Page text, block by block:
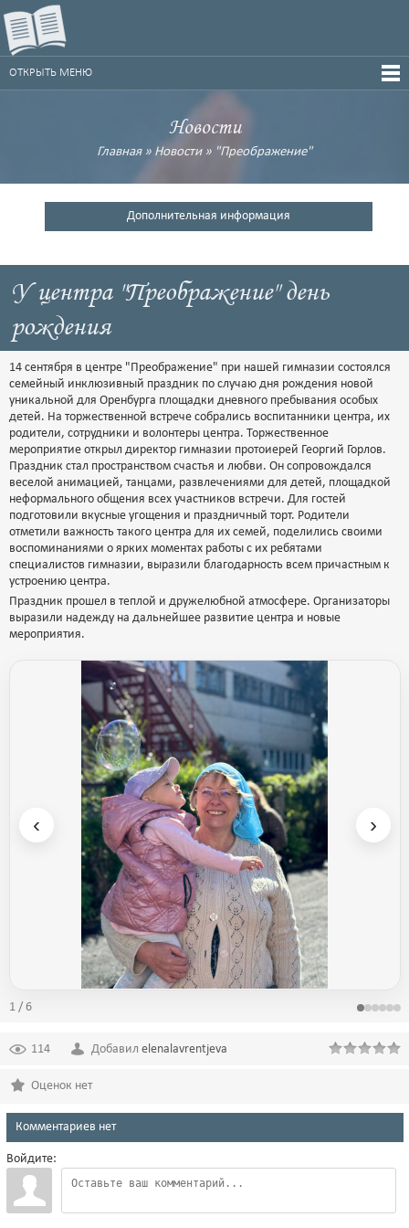
ОТКРЫТЬ МЕНЮ
Новости
Главная» Новости» "Преображение"
Дополнительная информация
У центра "Преображение" день
рождения
14 сентября в центре "Преображение" при нашей гимназии состоялся
семейный инклюзивный праздник по случаю дня рождения новой
уникальной для Оренбурга площадки дневного пребывания особых
детей. На торжественной встрече собрались воспитанники центра, их
родители, сотрудники и волонтеры центра. Торжественное
мероприятие открыл директор гимназии протоиерей Георгий Горлов.
Праздник стал пространством счастья и любви. Он сопровождался
веселой анимацией, танцами, развлечениями для детей, площадкой
неформального общения всех участников встречи. Для гостей
подготовили вкусные угощения и праздничный торт. Родители
отметили важность такого центра для их семей, поделились своими
воспоминаниями о ярких моментах работы с их ребятами
специалистов гимназии, выразили благодарность всем причастным к
устроению центра.
Праздник прошел в теплой и дружелюбной атмосфере. Организаторы
выразили надежду на дальнейшее развитие центра и новые
мероприятия.
‹ ›
1 / 6
114 Добавил elenalavrentjeva
Оценок нет
Комментариев нет
Войдите: